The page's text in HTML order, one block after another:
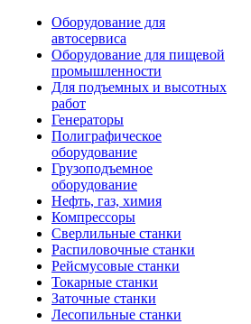
Оборудование для
автосервиса
Оборудование для пищевой
промышленности
Для подъемных и высотных
работ
Генераторы
Полиграфическое
оборудование
Грузоподъемное
оборудование
Нефть, газ, химия
Компрессоры
Сверлильные станки
Распиловочные станки
Рейсмусовые станки
Токарные станки
Заточные станки
Лесопильные станки